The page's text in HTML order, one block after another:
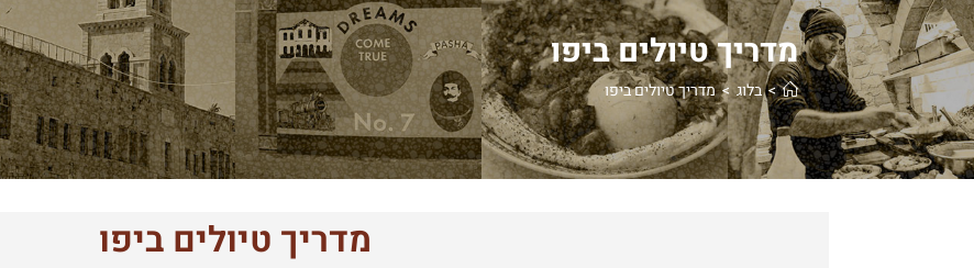
מדריך טיולים ביפו
> בלוג > מדריך טיולים ביפו
מדריך טיולים ביפו